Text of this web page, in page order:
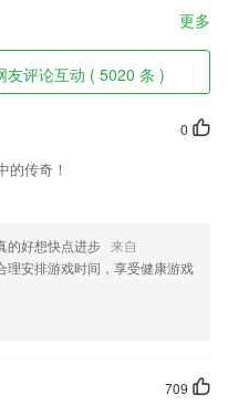
更多
友评论互动 ( 5020 条 )
0
的传奇！
的好想快点进步 来自
理安排游戏时间，享受健康游戏
709